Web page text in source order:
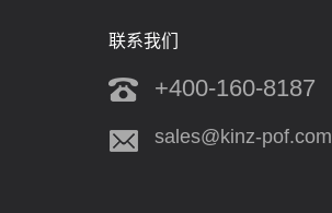
联系我们
+400-160-8187
sales@kinz-pof.com